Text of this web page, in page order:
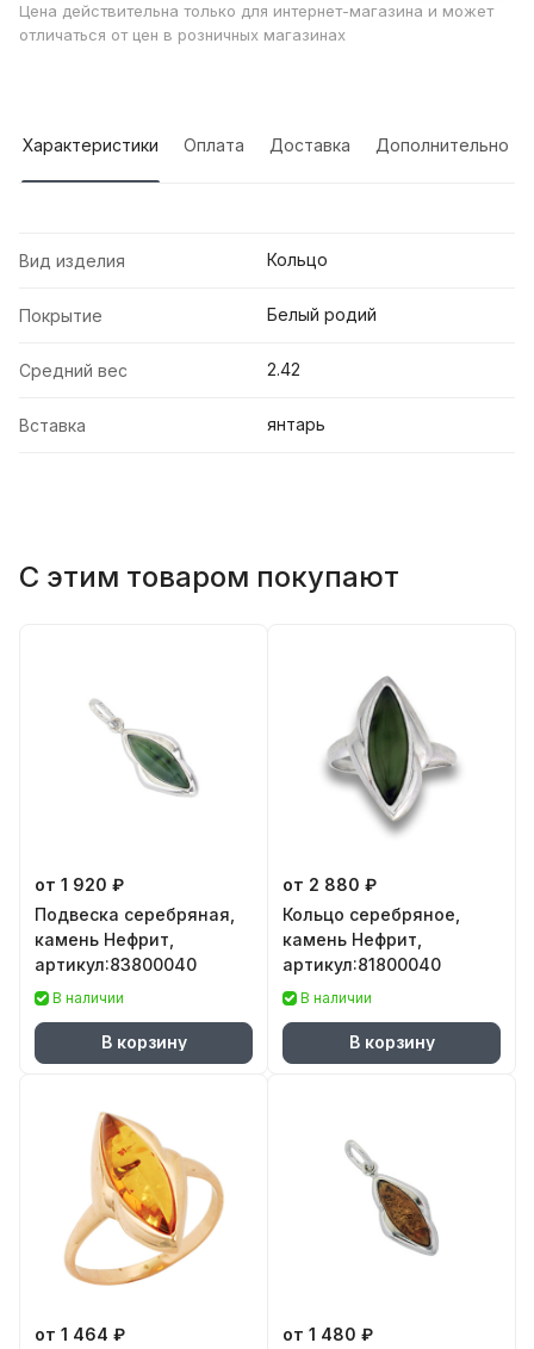
Цена действительна только для интернет-магазина и может
отличаться от цен в розничных магазинах
Характеристики Оплата Доставка Дополнительно
Вид изделия Кольцо
Покрытие Белый родий
Средний вес 2.42
Вставка янтарь
С этим товаром покупают
от 1 920 ₽
Подвеска серебряная,
камень Нефрит,
артикул:83800040
В наличии
В корзину
от 2 880 ₽
Кольцо серебряное,
камень Нефрит,
артикул:81800040
В наличии
В корзину
от 1 464 ₽ от 1 480 ₽